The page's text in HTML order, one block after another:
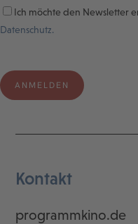
Ich möchte den Newsletter
Datenschutz.
Kontakt
programmkino.de